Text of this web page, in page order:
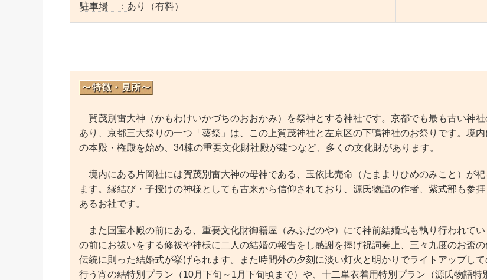
駐車場 ： あり（有料）
賀茂別雷大神（かもわけいかづちのおおかみ）を祭神とする神社です。京都でも最も古い神
あり、京都三大祭りの一つ「葵祭」は、この上賀茂神社と左京区の下鴨神社のお祭りです。境
の本殿・権殿を始め、34棟の重要文化財社殿が建つなど、多くの文化財があります。
境内にある片岡社には賀茂別雷大神の母神である、玉依比売命（たまよりひめのみこと）が祀
ます。縁結び・子授けの神様としても古来から信仰されており、源氏物語の作者、紫式部も参
あるお社です。
また国宝本殿の前にある、重要文化財御籍屋（みふだのや）にて神前結婚式も執り行われて
の前にお祓いをする修祓や神様に二人の結婚の報告をし感謝を捧げ祝詞奏上、三々九度のお盃の
伝統に則った結婚式が挙げられます。また時間外の夕刻に淡い灯火と明かりでライトアップし
行う宵の結特別プラン（10月下旬～1月下旬頃まで）や、十二単衣着用特別プラン（源氏物語特